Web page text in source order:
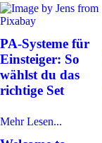
PA-Systeme für
Einsteiger: So
wählst du das
richtige Set
Mehr Lesen...